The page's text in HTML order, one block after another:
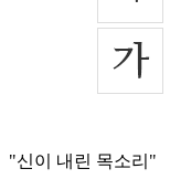
"신이 내린 목소리"